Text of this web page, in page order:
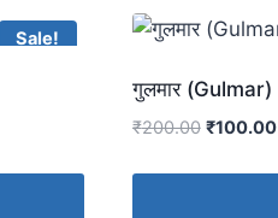
Sale!
गुलमार (Gulmar)
₹200.00 ₹100.00